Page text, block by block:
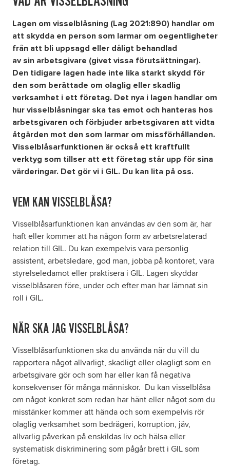
Om oss
Ordlista
FAQ
Tillgänglighetsredogörelse
GDPR
Lagen om visselblåsning (Lag 2021:890) handlar om
att skydda en person som larmar om oegentligheter
från att bli uppsagd eller dåligt behandlad
av sin arbetsgivare (givet vissa förutsättningar).
Den tidigare lagen hade inte lika starkt skydd för
den som berättade om olaglig eller skadlig
verksamhet i ett företag. Det nya i lagen handlar om
hur visselblåsningar ska tas emot och hanteras hos
arbetsgivaren och förbjuder arbetsgivaren att vidta
åtgärden mot den som larmar om missförhållanden.
Visselblåsarfunktionen är också ett kraftfullt
verktyg som tillser att ett företag står upp för sina
värderingar. Det gör vi i GIL. Du kan lita på oss.
VEM KAN VISSELBLÅSA?
Visselblåsarfunktionen kan användas av den som är, har
haft eller kommer att ha någon form av arbetsrelaterad
relation till GIL. Du kan exempelvis vara personlig
assistent, arbetsledare, god man, jobba på kontoret, vara
styrelseledamot eller praktisera i GIL. Lagen skyddar
visselblåsaren före, under och efter man har lämnat sin
roll i GIL.
NÄR SKA JAG VISSELBLÅSA?
Visselblåsarfunktionen ska du använda när du vill du
rapportera något allvarligt, skadligt eller olagligt som en
arbetsgivare gör och som har eller kan få negativa
konsekvenser för många människor. Du kan visselblåsa
om något konkret som redan har hänt eller något som du
misstänker kommer att hända och som exempelvis rör
olaglig verksamhet som bedrägeri, korruption, jäv,
allvarlig påverkan på enskildas liv och hälsa eller
systematisk diskriminering som pågår brett i GIL som
företag.